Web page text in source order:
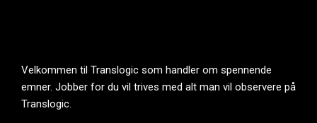
Velkommen til Translogic som handler om spennende
emner. Jobber for du vil trives med alt man vil observere på
Translogic.